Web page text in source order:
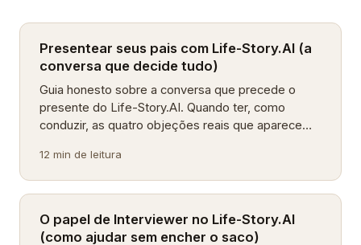
Presentear seus pais com Life-Story.AI (a
conversa que decide tudo)
Guia honesto sobre a conversa que precede o
presente do Life-Story.AI. Quando ter, como
conduzir, as quatro objeções reais que aparecem
12 min de leitura
O papel de Interviewer no Life-Story.AI
(como ajudar sem encher o saco)